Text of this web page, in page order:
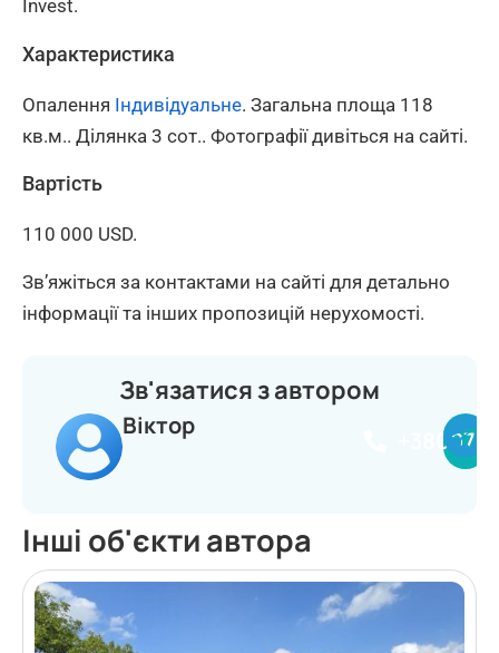
Invest.
Характеристика
Опалення Індивідуальне. Загальна площа 118
кв.м.. Ділянка 3 сот.. Фотографії дивіться на сайті.
Вартість
110 000 USD.
Зв’яжіться за контактами на сайті для детально
інформації та інших пропозицій нерухомості.
Зв'язатися з автором
Віктор
Інші об'єкти автора